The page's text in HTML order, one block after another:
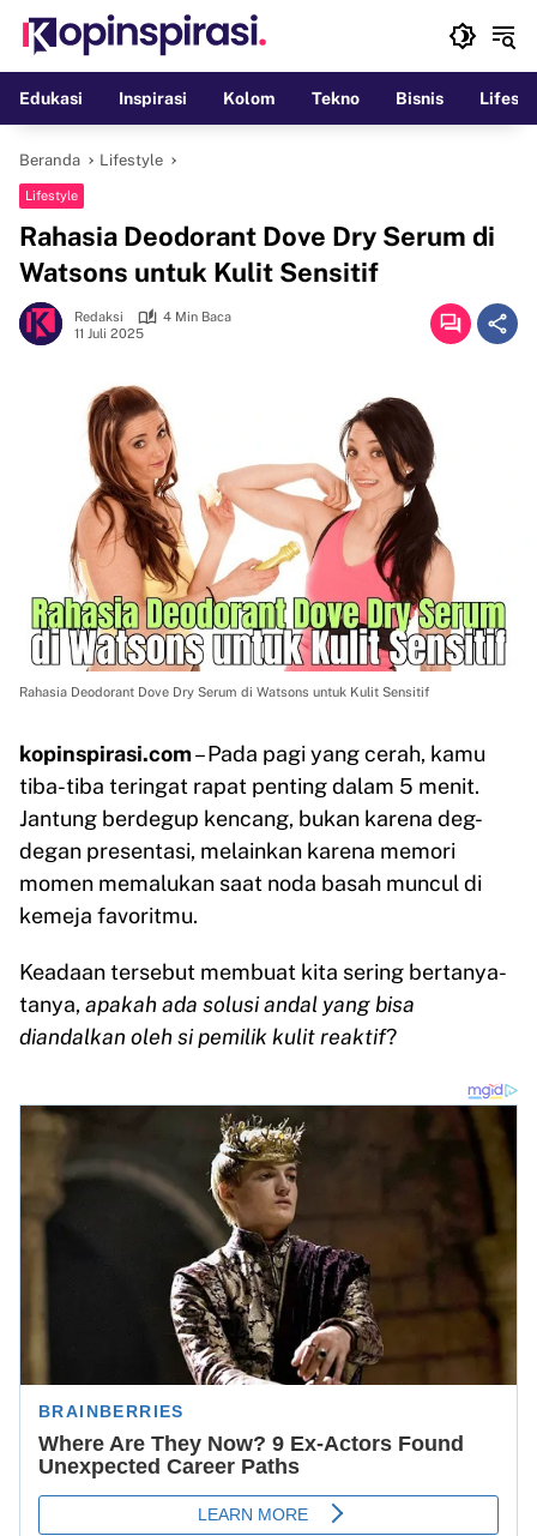
konten
Edukasi
Inspirasi Kolom Tekno Bisnis
Beranda Lifestyle
Lifestyle
Rahasia Deodorant Dove Dry Serum di
Watsons untuk Kulit Sensitif
Redaksi
4 Min Baca
11 Juli 2025
Rahasia Deodorant Dove Dry Serum di Watsons untuk Kulit Sensitif
kopinspirasi.com– Pada pagi yang cerah, kamu
tiba-tiba teringat rapat penting dalam 5 menit.
Jantung berdegup kencang, bukan karena deg-
degan presentasi, melainkan karena memori
momen memalukan saat noda basah muncul di
kemeja favoritmu.
Keadaan tersebut membuat kita sering bertanya-
tanya, apakah ada solusi andal yang bisa
diandalkan oleh si pemilik kulit reaktif?